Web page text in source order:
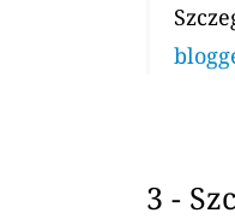
3 -